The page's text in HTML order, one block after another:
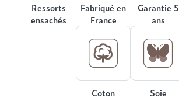
Ressorts
ensachés
Fabriqué en
France
Garantie 5
ans
Coton Soie